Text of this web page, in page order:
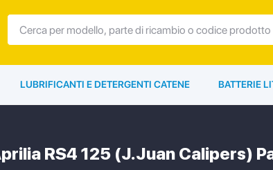
LUBRIFICANTI E DETERGENTI CATENE BATTERIE
RS4 125 (J.Juan Calipers)